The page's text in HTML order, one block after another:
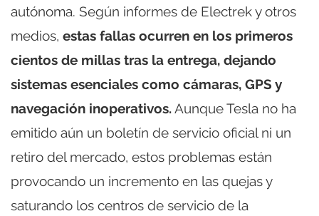
autónoma. Según informes de Electrek y otros
medios, estas fallas ocurren en los primeros
cientos de millas tras la entrega, dejando
sistemas esenciales como cámaras, GPS y
navegación inoperativos.Aunque Tesla no ha
emitido aún un boletín de servicio oficial ni un
retiro del mercado, estos problemas están
provocando un incremento en las quejas y
saturando los centros de servicio de la